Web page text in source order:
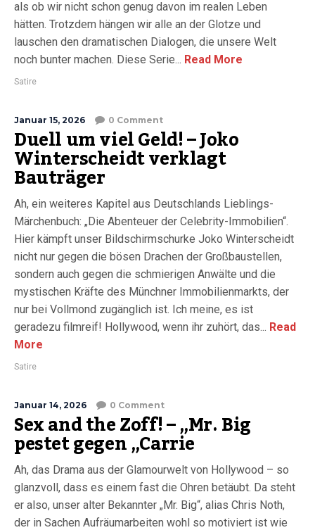
als ob wir nicht schon genug davon im realen Leben
hätten. Trotzdem hängen wir alle an der Glotze und
lauschen den dramatischen Dialogen, die unsere Welt
noch bunter machen. Diese Serie... Read More
Satire
Januar 15, 2026 0 Comment
Duell um viel Geld! – Joko
Winterscheidt verklagt
Bauträger
Ah, ein weiteres Kapitel aus Deutschlands Lieblings-
Märchenbuch: „Die Abenteuer der Celebrity-Immobilien“.
Hier kämpft unser Bildschirmschurke Joko Winterscheidt
nicht nur gegen die bösen Drachen der Großbaustellen,
sondern auch gegen die schmierigen Anwälte und die
mystischen Kräfte des Münchner Immobilienmarkts, der
nur bei Vollmond zugänglich ist. Ich meine, es ist
geradezu filmreif! Hollywood, wenn ihr zuhört, das... Read
More
Satire
Januar 14, 2026 0 Comment
Sex and the Zoff! – „Mr. Big
pestet gegen „Carrie
Ah, das Drama aus der Glamourwelt von Hollywood – so
glanzvoll, dass es einem fast die Ohren betäubt. Da steht
er also, unser alter Bekannter „Mr. Big“, alias Chris Noth,
der in Sachen Aufräumarbeiten wohl so motiviert ist wie